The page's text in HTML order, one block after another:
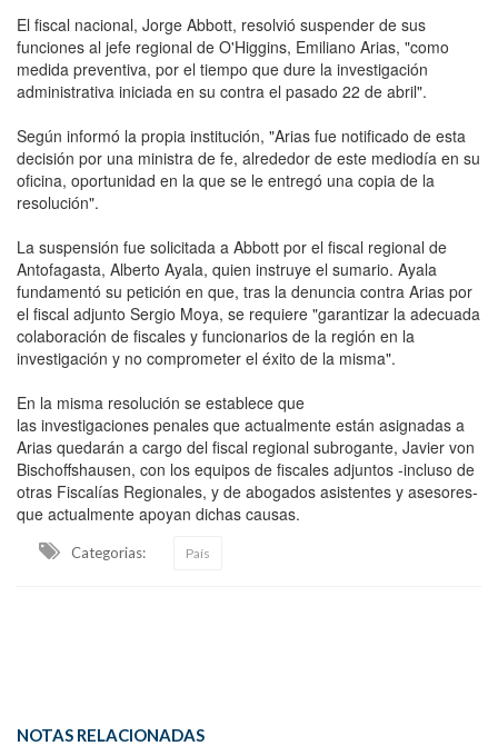
El fiscal nacional, Jorge Abbott, resolvió suspender de sus
funciones al jefe regional de O'Higgins, Emiliano Arias, "como
medida preventiva, por el tiempo que dure la investigación
administrativa iniciada en su contra el pasado 22 de abril".
Según informó la propia institución, "Arias fue notificado de esta
decisión por una ministra de fe, alrededor de este mediodía en su
oficina, oportunidad en la que se le entregó una copia de la
resolución".
La suspensión fue solicitada a Abbott por el fiscal regional de
Antofagasta, Alberto Ayala, quien instruye el sumario. Ayala
fundamentó su petición en que, tras la denuncia contra Arias por
el fiscal adjunto Sergio Moya, se requiere "garantizar la adecuada
colaboración de fiscales y funcionarios de la región en la
investigación y no comprometer el éxito de la misma".
En la misma resolución se establece que
las investigaciones penales que actualmente están asignadas a
Arias quedarán a cargo del fiscal regional subrogante, Javier von
Bischoffshausen, con los equipos de fiscales adjuntos -incluso de
otras Fiscalías Regionales, y de abogados asistentes y asesores-
que actualmente apoyan dichas causas.
Categorias: País
NOTAS RELACIONADAS